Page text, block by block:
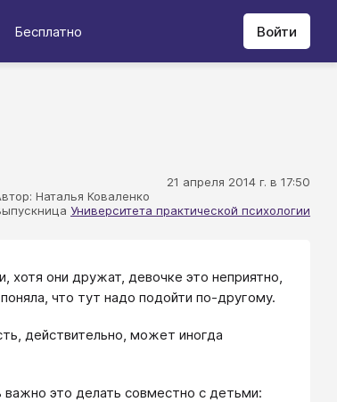
Бесплатно Войти
21 апреля 2014 г. в 17:50
Наталья Коваленко
Университета практической психологии
хотя они дружат, девочке это неприятно,
что тут надо подойти по-другому.
действительно, может иногда
это делать совместно с детьми: